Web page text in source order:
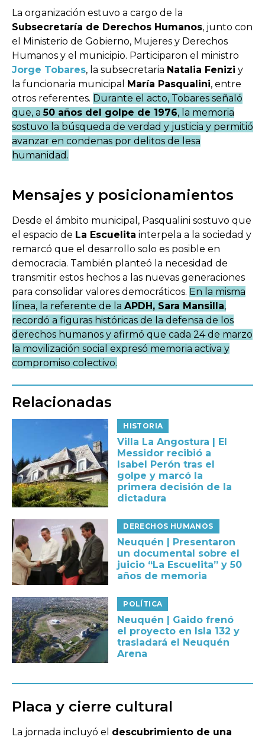
La organización estuvo a cargo de la
Subsecretaría de Derechos Humanos, junto con
el Ministerio de Gobierno, Mujeres y Derechos
Humanos y el municipio. Participaron el ministro
Jorge Tobares, la subsecretaria Natalia Fenizi y
la funcionaria municipal
María Pasqualini, entre
otros referentes. Durante el acto, Tobares señaló
que, a50 años del golpe de 1976, la memoria
sostuvo la búsqueda de verdad y justicia y permitió
avanzar en condenas por delitos de lesa
humanidad.
Mensajes y posicionamientos
Desde el ámbito municipal, Pasqualini sostuvo que
el espacio de La Escuelita interpela a la sociedad y
remarcó que el desarrollo solo es posible en
democracia. También planteó la necesidad de
transmitir estos hechos a las nuevas generaciones
para consolidar valores democráticos. En la misma
línea, la referente de la APDH, Sara Mansilla,
recordó a figuras históricas de la defensa de los
derechos humanos y afirmó que cada 24 de marzo
la movilización social expresó memoria activa y
compromiso colectivo.
Relacionadas
HISTORIA
Villa La Angostura | El
Messidor recibió a
Isabel Perón tras el
golpe y marcó la
primera decisión de la
dictadura
DERECHOS HUMANOS
Neuquén | Presentaron
un documental sobre el
juicio “La Escuelita” y 50
años de memoria
POLÍTICA
Neuquén | Gaido frenó
el proyecto en Isla 132 y
trasladará el Neuquén
Arena
Placa y cierre cultural
La jornada incluyó el descubrimiento de una